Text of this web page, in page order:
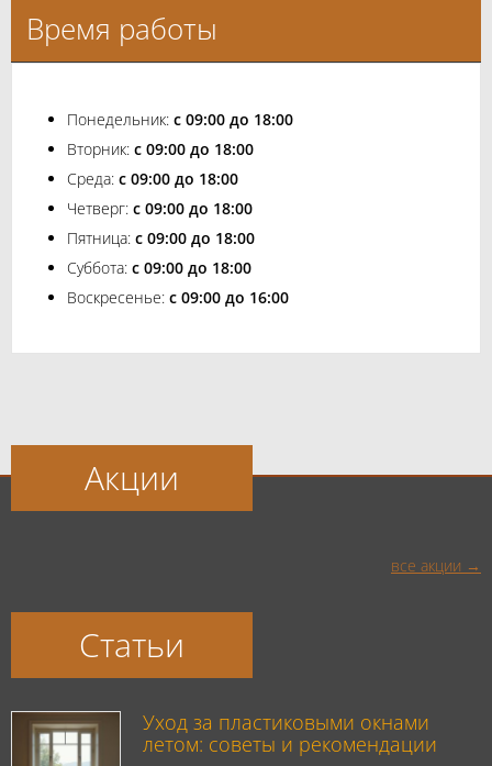
Время работы
Понедельник: с 09:00 до 18:00
Вторник: с 09:00 до 18:00
Среда: с 09:00 до 18:00
Четверг: с 09:00 до 18:00
Пятница: с 09:00 до 18:00
Суббота: с 09:00 до 18:00
Воскресенье: с 09:00 до 16:00
Акции
все акции
Статьи
Уход за пластиковыми окнами
летом: советы и рекомендации